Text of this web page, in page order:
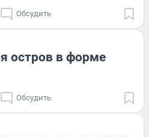
Обсудить
остров в форме
Обсудить